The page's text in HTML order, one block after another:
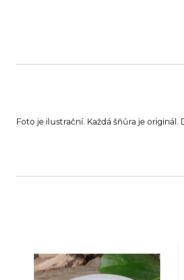
Foto je ilustrační. Každá šňůra je